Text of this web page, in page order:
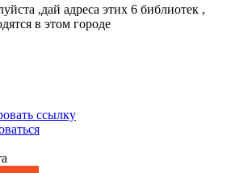
,дай адреса этих 6 библиотек ,
в этом городе
ссылку